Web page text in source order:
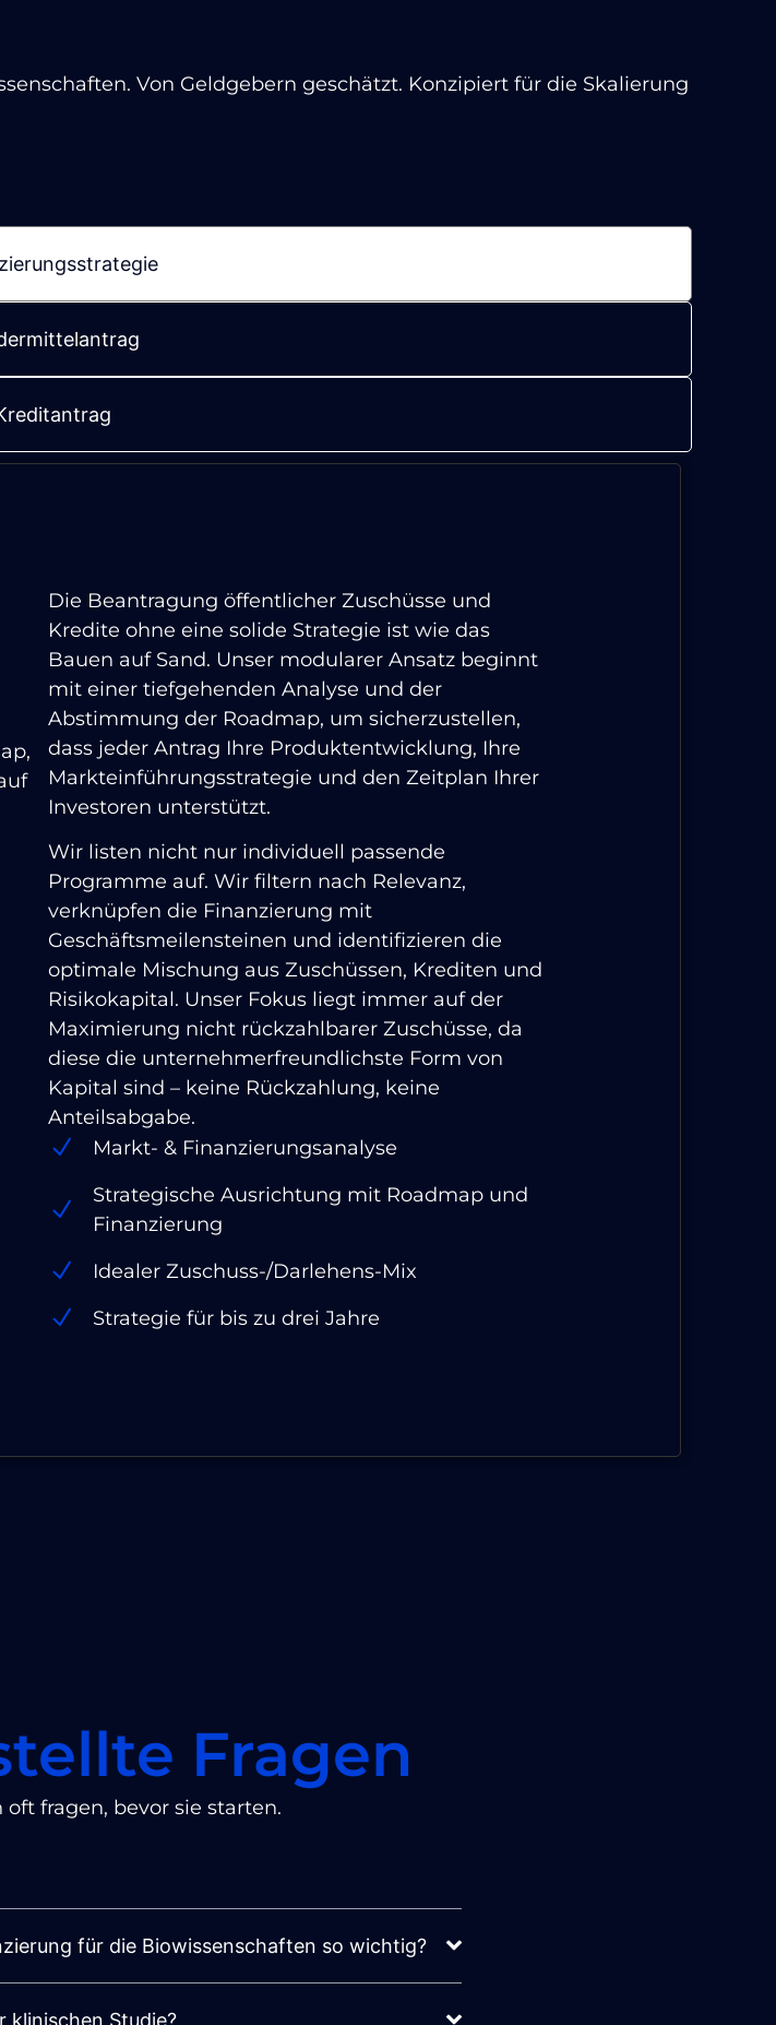
Von Geldgebern geschätzt. Konzipiert für die Skalierung
Die Beantragung öffentlicher Zuschüsse und
Kredite ohne eine solide Strategie ist wie das
Bauen auf Sand. Unser modularer Ansatz beginnt
mit einer tiefgehenden Analyse und der
Abstimmung der Roadmap, um sicherzustellen,
dass jeder Antrag Ihre Produktentwicklung, Ihre
Markteinführungsstrategie und den Zeitplan Ihrer
Investoren unterstützt.
Wir listen nicht nur individuell passende
Programme auf. Wir filtern nach Relevanz,
verknüpfen die Finanzierung mit
Geschäftsmeilensteinen und identifizieren die
optimale Mischung aus Zuschüssen, Krediten und
Risikokapital. Unser Fokus liegt immer auf der
Maximierung nicht rückzahlbarer Zuschüsse, da
diese die unternehmerfreundlichste Form von
Kapital sind – keine Rückzahlung, keine
Anteilsabgabe.
Markt- & Finanzierungsanalyse
Strategische Ausrichtung mit Roadmap und
Finanzierung
Idealer Zuschuss-/Darlehens-Mix
Strategie für bis zu drei Jahre
Fragen
fragen, bevor sie starten.
für die Biowissenschaften so wichtig?
klinischen Studie?